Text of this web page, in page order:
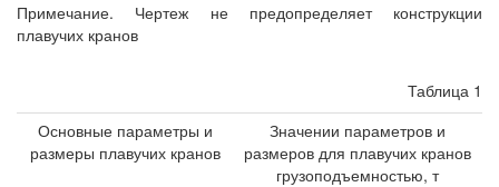
Примечание. Чертеж не предопределяет конструкции
плавучих кранов
Таблица 1
Основные параметры и
размеры плавучих кранов
Значении параметров и
размеров для плавучих кранов
грузоподъемностью, т